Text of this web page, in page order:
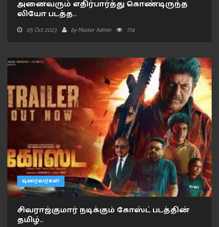
அனைவரும் எதிர்பார்த்து கொண்டிருந்த
லியோ படத்த..
05 Oct 2023 byMaster Admin 774
டிரைலர்கள்
சிவராஜ்குமார் நடிக்கும் கோஸ்ட் படத்தின்
தமிழ்..